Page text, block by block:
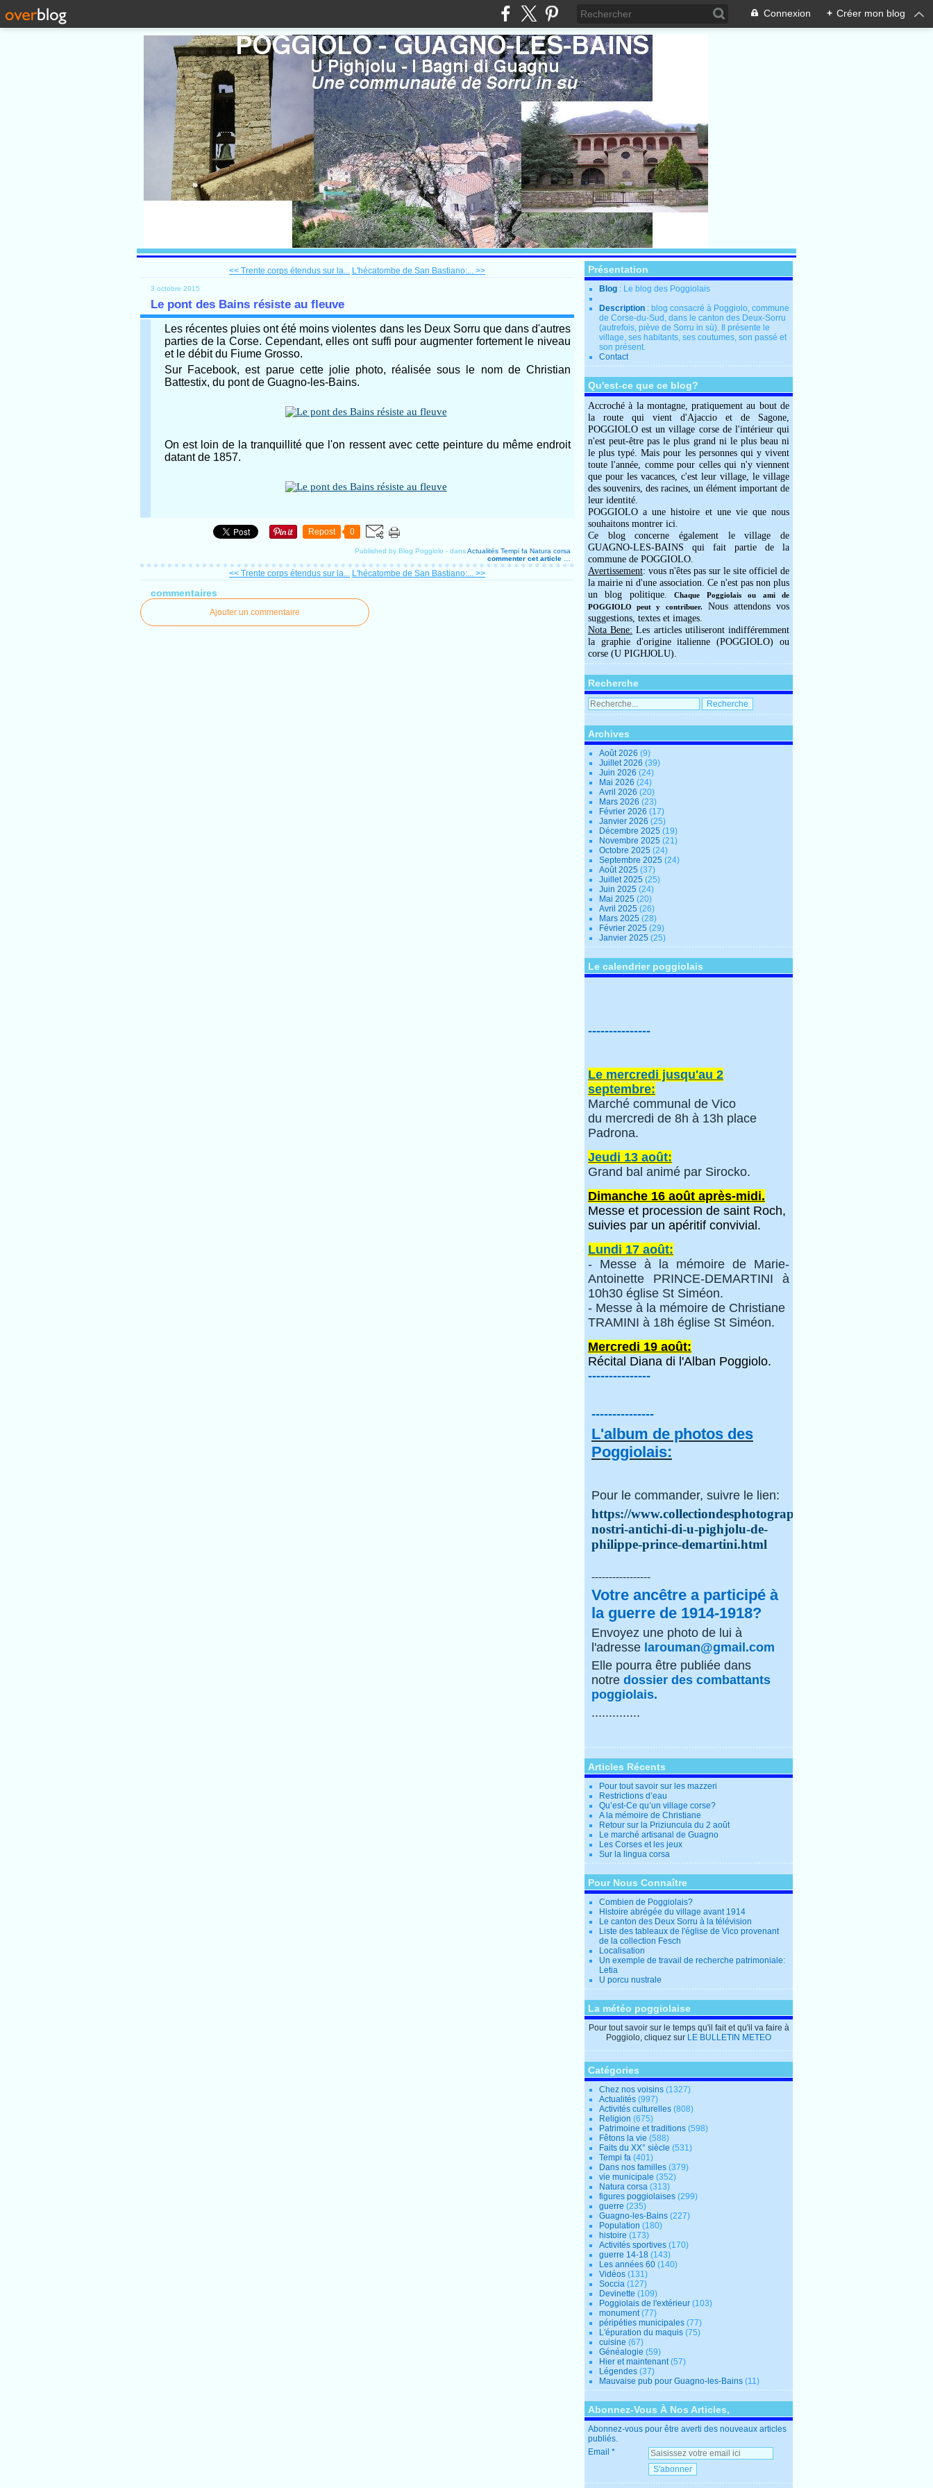
Connexion + Créer mon blog
<< Trente corps étendus sur la... L'hécatombe de San Bastiano:... >>
3 octobre 2015
Le pont des Bains résiste au fleuve
Les récentes pluies ont été moins violentes dans les Deux Sorru que dans d'autres
parties de la Corse. Cependant, elles ont suffi pour augmenter fortement le niveau
et le débit du Fiume Grosso.
Sur Facebook, est parue cette jolie photo, réalisée sous le nom de Christian
Battestix, du pont de Guagno-les-Bains.
On est loin de la tranquillité que l'on ressent avec cette peinture du même endroit
datant de 1857.
Repost 0
Published by Blog Poggiolo - dansActualités Tempi fa Natura corsa
commenter cet article
<< Trente corps étendus sur la... L'hécatombe de San Bastiano:... >>
commentaires
Ajouter un commentaire
Présentation
Blog : Le blog des Poggiolais
Description : blog consacré à Poggiolo, commune
de Corse-du-Sud, dans le canton des Deux-Sorru
(autrefois, piève de Sorru in sù). Il présente le
village, ses habitants, ses coutumes, son passé et
son présent.
Contact
Qu'est-ce que ce blog?
Accroché à la montagne, pratiquement au bout de
la route qui vient d'Ajaccio et de Sagone,
POGGIOLO est un village corse de l'intérieur qui
n'est peut-être pas le plus grand ni le plus beau ni
le plus typé. Mais pour les personnes qui y vivent
toute l'année, comme pour celles qui n'y viennent
que pour les vacances, c'est leur village, le village
des souvenirs, des racines, un élément important de
leur identité.
POGGIOLO a une histoire et une vie que nous
souhaitons montrer ici.
Ce blog concerne également le village de
GUAGNO-LES-BAINS qui fait partie de la
commune de POGGIOLO.
Avertissement: vous n'êtes pas sur le site officiel de
la mairie ni d'une association. Ce n'est pas non plus
un blog politique.Chaque Poggiolais ou ami de
POGGIOLO peut y contribuer.Nous attendons vos
suggestions, textes et images.
Nota Bene: Les articles utiliseront indifféremment
la graphie d'origine italienne (POGGIOLO) ou
corse (U PIGHJOLU).
Recherche
Archives
Août 2026 (9)
Juillet 2026 (39)
Juin 2026 (24)
Mai 2026 (24)
Avril 2026 (20)
Mars 2026 (23)
Février 2026 (17)
Janvier 2026 (25)
Décembre 2025 (19)
Novembre 2025 (21)
Octobre 2025 (24)
Septembre 2025 (24)
Août 2025 (37)
Juillet 2025 (25)
Juin 2025 (24)
Mai 2025 (20)
Avril 2025 (26)
Mars 2025 (28)
Février 2025 (29)
Janvier 2025 (25)
Le calendrier poggiolais
---------------
Le mercredi jusqu'au 2
septembre:
Marché communal de Vico
du mercredi de 8h à 13h place
Padrona.
Jeudi 13 août:
Grand bal animé par Sirocko.
Dimanche 16 août après-midi.
Messe et procession de saint Roch,
suivies par un apéritif convivial.
Lundi 17 août:
- Messe à la mémoire de Marie-
Antoinette PRINCE-DEMARTINI à
10h30 église St Siméon.
- Messe à la mémoire de Christiane
TRAMINI à 18h église St Siméon.
Mercredi 19 août:
Récital Diana di l'Alban Poggiolo.
---------------
---------------
L'album de photos des
Poggiolais:
Pour le commander, suivre le lien:
https://www.collectiondesphotographes.com/i-
nostri-antichi-di-u-pighjolu-de-
philippe-prince-demartini.html
-----------------
Votre ancêtre a participé à
la guerre de 1914-1918?
Envoyez une photo de lui à
l'adresse larouman@gmail.com
Elle pourra être publiée dans
notre dossier des combattants
poggiolais.
..............
Articles Récents
Pour tout savoir sur les mazzeri
Restrictions d’eau
Qu’est-Ce qu’un village corse?
A la mémoire de Christiane
Retour sur la Priziuncula du 2 août
Le marché artisanal de Guagno
Les Corses et les jeux
Sur la lingua corsa
Pour Nous Connaître
Combien de Poggiolais?
Histoire abrégée du village avant 1914
Le canton des Deux Sorru à la télévision
Liste des tableaux de l'église de Vico provenant
de la collection Fesch
Localisation
Un exemple de travail de recherche patrimoniale:
Letia
U porcu nustrale
La météo poggiolaise
Pour tout savoir sur le temps qu'il fait et qu'il va faire à
Poggiolo, cliquez sur LE BULLETIN METEO
Catégories
Chez nos voisins (1327)
Actualités (997)
Activités culturelles (808)
Religion (675)
Patrimoine et traditions (598)
Fêtons la vie (588)
Faits du XX° siècle (531)
Tempi fa (401)
Dans nos familles (379)
vie municipale (352)
Natura corsa (313)
figures poggiolaises (299)
guerre (235)
Guagno-les-Bains (227)
Population (180)
histoire (173)
Activités sportives (170)
guerre 14-18 (143)
Les années 60 (140)
Vidéos (131)
Soccia (127)
Devinette (109)
Poggiolais de l'extérieur (103)
monument(77)
péripéties municipales (77)
L'épuration du maquis (75)
cuisine (67)
Généalogie (59)
Hier et maintenant(57)
Légendes (37)
Mauvaise pub pour Guagno-les-Bains (11)
Abonnez-Vous À Nos Articles,
Abonnez-vous pour être averti des nouveaux articles
publiés.
Email